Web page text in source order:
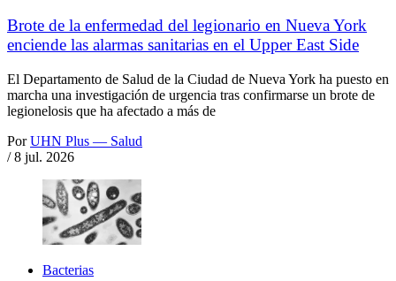
Brote de la enfermedad del legionario en Nueva York
enciende las alarmas sanitarias en el Upper East Side
El Departamento de Salud de la Ciudad de Nueva York ha puesto en
marcha una investigación de urgencia tras confirmarse un brote de
legionelosis que ha afectado a más de
Por UHN Plus — Salud
/ 8 jul. 2026
Bacterias